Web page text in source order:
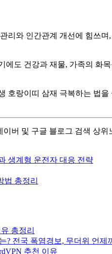
리와 인간관계 개선에 힘쓰
도 건강과 재물, 가족의 화
랑이띠 삼재 극복하는 법
버 및 구글 블로그 검색 상
생계형 운전자 대응 전략
법 총정리
총정리
? 전국 폭염경보, 무더위 언제
추천 이유